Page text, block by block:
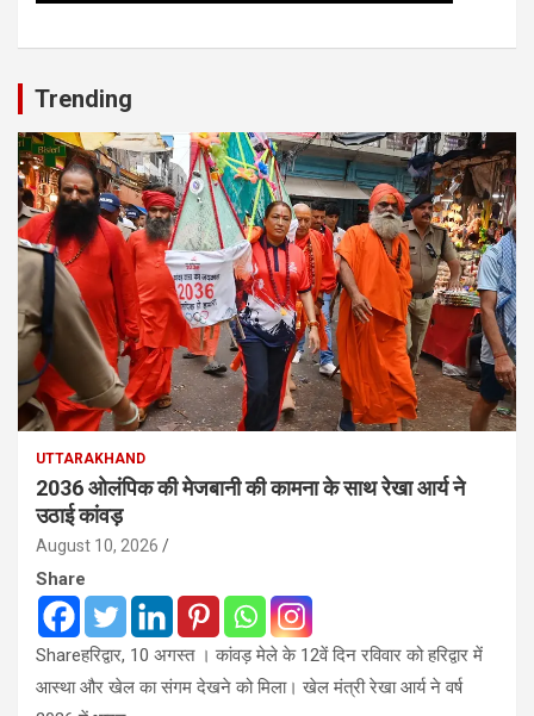
Trending
UTTARAKHAND
2036 ओलंपिक की मेजबानी की कामना के साथ रेखा आर्य ने
उठाई कांवड़
August 10, 2026
Share
Shareहरिद्वार, 10 अगस्त । कांवड़ मेले के 12वें दिन रविवार को हरिद्वार में
आस्था और खेल का संगम देखने को मिला। खेल मंत्री रेखा आर्य ने वर्ष